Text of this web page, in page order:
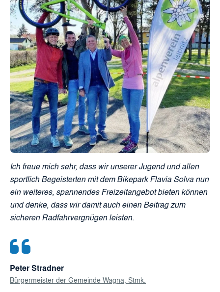
Peter Stradner
Bürgermeister der Gemeinde Wagna, Stmk.
Ich freue mich sehr, dass wir unserer Jugend und allen
sportlich Begeisterten mit dem Bikepark Flavia Solva nun
ein weiteres, spannendes Freizeitangebot bieten können
und denke, dass wir damit auch einen Beitrag zum
sicheren Radfahrvergnügen leisten.